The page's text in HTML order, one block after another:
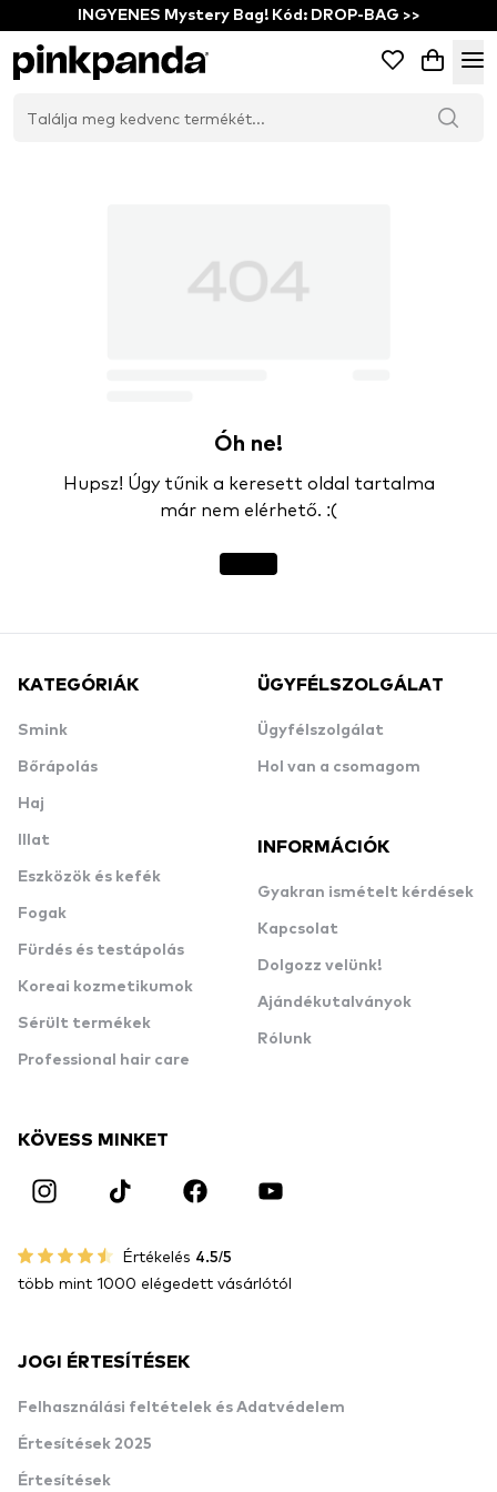
INGYENES Mystery Bag! Kód: DROP-BAG >>
Óh ne!
Hupsz! Úgy tűnik a keresett oldal tartalma
már nem elérhető. :(
KATEGÓRIÁK
Smink
Bőrápolás
Haj
Illat
Eszközök és kefék
Fogak
Fürdés és testápolás
Koreai kozmetikumok
Sérült termékek
Professional hair care
ÜGYFÉLSZOLGÁLAT
Ügyfélszolgálat
Hol van a csomagom
INFORMÁCIÓK
Gyakran ismételt kérdések
Kapcsolat
Dolgozz velünk!
Ajándékutalványok
Rólunk
KÖVESS MINKET
Értékelés 4.5/5
több mint 1000 elégedett vásárlótól
JOGI ÉRTESÍTÉSEK
Felhasználási feltételek és Adatvédelem
Értesítések 2025
Értesítések